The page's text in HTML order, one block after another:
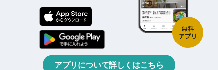
アプリについて詳しくはこちら